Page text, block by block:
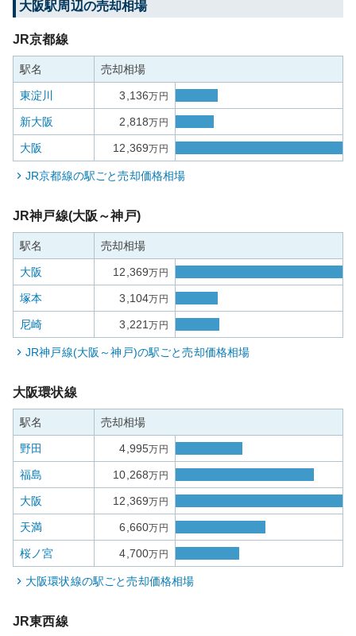
大阪駅周辺の売却相場
JR京都線
駅名 売却相場
東淀川 3,136万円
新大阪 2,818万円
大阪 12,369万円
JR京都線の駅ごと売却価格相場
JR神戸線(大阪～神戸)
駅名 売却相場
大阪 12,369万円
塚本 3,104万円
尼崎 3,221万円
JR神戸線(大阪～神戸)の駅ごと売却価格相場
大阪環状線
駅名 売却相場
野田 4,995万円
福島 10,268万円
大阪 12,369万円
天満 6,660万円
桜ノ宮 4,700万円
大阪環状線の駅ごと売却価格相場
JR東西線